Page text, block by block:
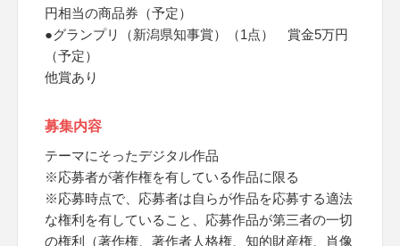
円相当の商品券（予定）
●グランプリ（新潟県知事賞）（1点） 賞金5万円
（予定）
他賞あり
募集内容
テーマにそったデジタル作品
※応募者が著作権を有している作品に限る
※応募時点で、応募者は自らが作品を応募する適法
な権利を有していること、応募作品が第三者の一切
の権利（著作権、著作者人格権、知的財産権、肖像